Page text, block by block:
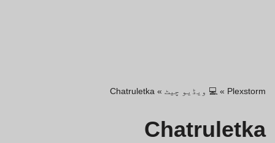
Plexstorm
» 💻 ویڈیو چیٹ »
Chatruletka
Chatruletka